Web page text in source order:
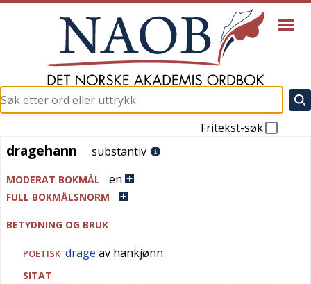
Fritekst-søk
dragehann
dragehann substantiv
MODERAT BOKMÅL en
FULL BOKMÅLSNORM
BETYDNING OG BRUK
POETISK drage av hankjønn
SITAT